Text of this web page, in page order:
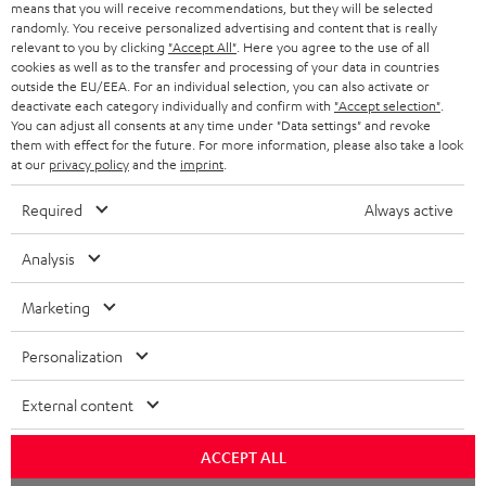
BLUETOOTH-LAUTSPRECHER
KOPFHÖRER
BLUETOOTH-KOPFHÖRER
STEREOANLAGEN
LAUTSPRECHER
ULTIMA-SERIE
IN-EAR-KOPFHÖRER
FANSHOP
NEUHEITEN
GESCHÄFTSKUNDEN
PARTNERPROGRAMM
BLOG
NEWSLETTER
STORES
DEINE VORTEILE BEI TEUFEL
TEUFEL STORY
UNSER MANAGEMENT
SCHWEIZ
NIEDERLANDE
BELGIEN
POLEN
ITALIEN
Technische Änderungen, Tippfehler und Irrtum vorbehalten. Das auf unseren
Fotos abgebildete Zubehör ist nicht im Lieferumfang enthalten. Etwaige
Datenschutz Daten-Einstellungen
means that you will receive recommendations, but they will be selected
randomly. You receive personalized advertising and content that is really
relevant to you by clicking "Accept All" . Here you agree to the use of all
cookies as well as to the transfer and processing of your data in countries
outside the EU/EEA. For an individual selection, you can also activate or
deactivate each category individually and confirm with "Accept selection"
You can adjust all consents at any time under "Data settings" and revoke
them with effect for the future. For more information, please also take a look
at our privacy policyand the imprint
Required Always active
Analysis
Marketing
Personalization
External content
ACCEPT ALL